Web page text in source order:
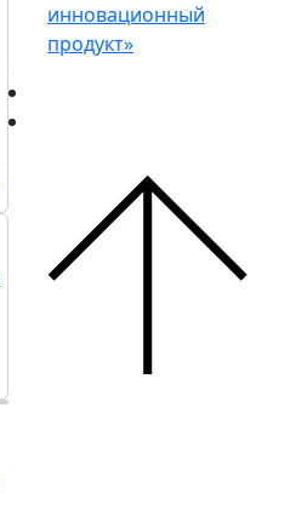
инновационный
продукт»